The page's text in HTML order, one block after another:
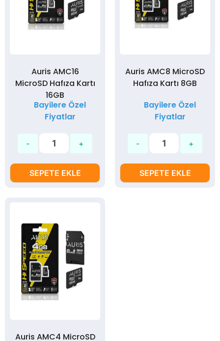
Auris AMC16
MicroSD Hafıza Kartı
16GB
Bayilere Özel
Fiyatlar
SEPETE EKLE
Auris AMC8 MicroSD
Hafıza Kartı 8GB
Bayilere Özel
Fiyatlar
SEPETE EKLE
Auris AMC4 MicroSD